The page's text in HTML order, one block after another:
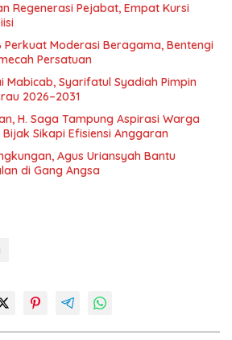
Regenerasi Pejabat, Empat Kursi
Perkuat Moderasi Beragama, Bentengi
Persatuan
Mabicab, Syarifatul Syadiah Pimpin
2026–2031
H. Saga Tampung Aspirasi Warga
Sikapi Efisiensi Anggaran
Agus Uriansyah Bantu
di Gang Angsa